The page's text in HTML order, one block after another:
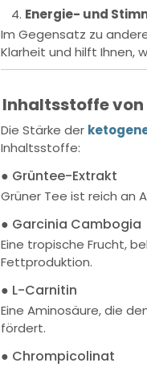
Energie- und
Im Gegensatz zu
Klarheit und hilft Ihnen,
Inhaltsstoffe
Die Stärke der
Inhaltsstoffe:
● Grüntee-Extrakt
Grüner Tee ist reich an
● Garcinia Cambogia
Eine tropische Frucht,
Fettproduktion.
● L-Carnitin
Eine Aminosäure, die
fördert.
● Chrompicolinat